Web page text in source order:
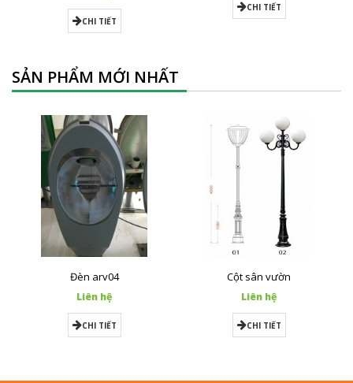
CHI TIẾT
CHI TIẾT
SẢN PHẨM MỚI NHẤT
Đèn arv04
Liên hệ
CHI TIẾT
Cột sân vườn
Liên hệ
CHI TIẾT